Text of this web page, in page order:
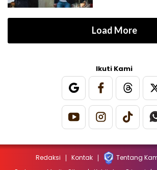
Load More
Ikuti Kami
Redaksi Kontak Tentang